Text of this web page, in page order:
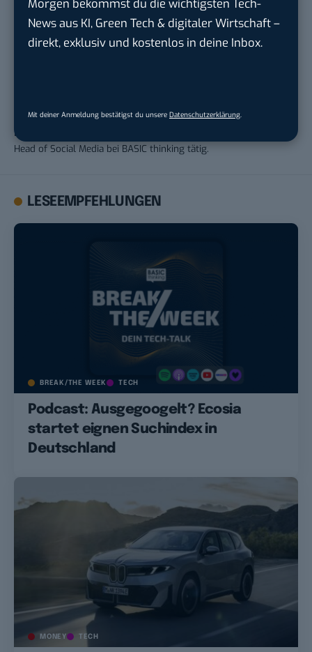
Morgen bekommst du die wichtigsten Tech-
News aus KI, Green Tech & digitaler Wirtschaft –
direkt, exklusiv und kostenlos in deine Inbox.
Mit deiner Anmeldung bestätigst du unsere Datenschutzerklärung
thinking. Von Ende 2017 bis Ende 2021 war er Chefredakteur von
BASIC thinking. Zuvor war er als Ressortleiter Social Media und
Head of Social Media bei BASIC thinking tätig.
LESEEMPFEHLUNGEN
BREAK/THE WEEK TECH
Podcast: Ausgegoogelt? Ecosia
startet eignen Suchindex in
Deutschland
MONEY TECH